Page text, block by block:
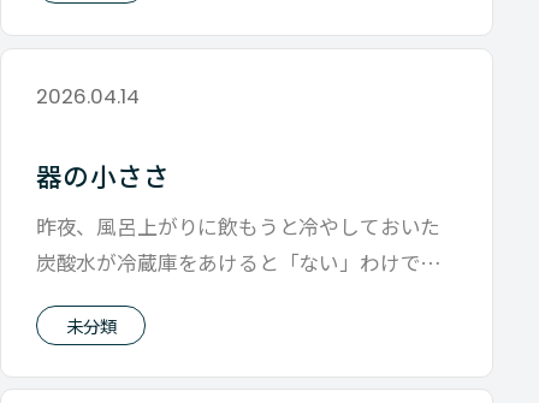
2026.04.14
器の小ささ
昨夜、風呂上がりに飲もうと冷やしておいた
炭酸水が冷蔵庫をあけると「ない」わけで
未分類